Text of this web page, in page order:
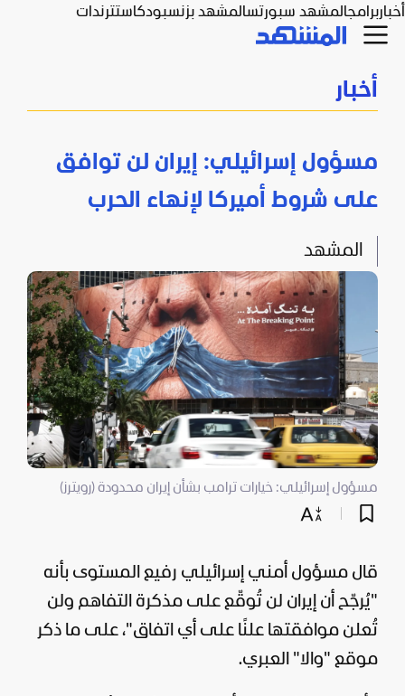
أخباربرامجالمشهد سبورتسالمشهد بزنسبودكاستترندات
أخبار
مسؤول إسرائيلي: إيران لن توافق
على شروط أميركا لإنهاء الحرب
المشهد
مسؤول إسرائيلي: خيارات ترامب بشأن إيران محدودة (رويترز)
قال مسؤول أمني إسرائيلي رفيع المستوى بأنه
"يُرجّح أن إيران لن تُوقّع على مذكرة التفاهم ولن
تُعلن موافقتها علنًا على أي اتفاق"، على ما ذكر
موقع "والا" العبري.